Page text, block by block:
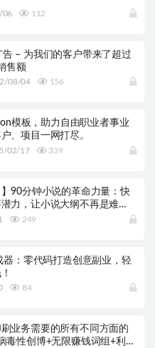
06 112
告 – 为我们的客户带来了超过
售额
08/04 156
模板，助力自由职业者事业
、项目一网打尽。
02/17 339
】90分钟小说的革命力量：快
力，让小说大纲不再是难
249
器：零代码打造创意副业，轻
84
业务需要的所有不同方面的
毒性创博+无限赚钱词组+利基